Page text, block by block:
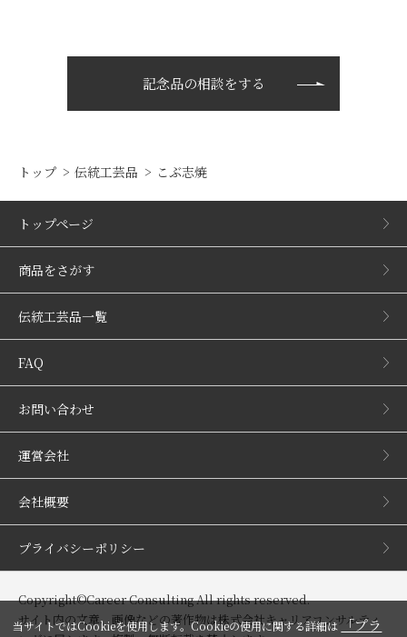
記念品の相談をする
トップ 伝統工芸品 こぶ志焼
トップページ
商品をさがす
伝統工芸品一覧
FAQ
お問い合わせ
運営会社
会社概要
プライバシーポリシー
Copyright©Career Consulting All rights reserved.
サイト内の文章、画像などの著作物は株式会社キャリアコンサルティ
当サイトではCookieを使用します。Cookieの使用に関する詳細は「プラ